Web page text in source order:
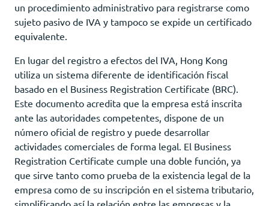
un procedimiento administrativo para registrarse como
sujeto pasivo de IVA y tampoco se expide un certificado
equivalente.
En lugar del registro a efectos del IVA, Hong Kong
utiliza un sistema diferente de identificación fiscal
basado en el Business Registration Certificate (BRC).
Este documento acredita que la empresa está inscrita
ante las autoridades competentes, dispone de un
número oficial de registro y puede desarrollar
actividades comerciales de forma legal. El Business
Registration Certificate cumple una doble función, ya
que sirve tanto como prueba de la existencia legal de la
empresa como de su inscripción en el sistema tributario,
simplificando así la relación entre las empresas y la